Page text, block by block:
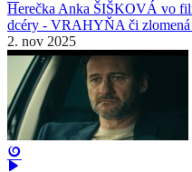
Herečka Anka ŠIŠKOVÁ vo
dcéry - VRAHYŇA či zlomená
2. nov 2025